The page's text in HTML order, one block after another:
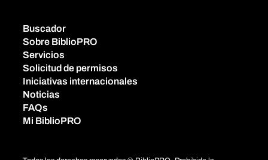
Buscador
Sobre BiblioPRO
Servicios
Solicitud de permisos
Iniciativas internacionales
Noticias
FAQs
Mi BiblioPRO